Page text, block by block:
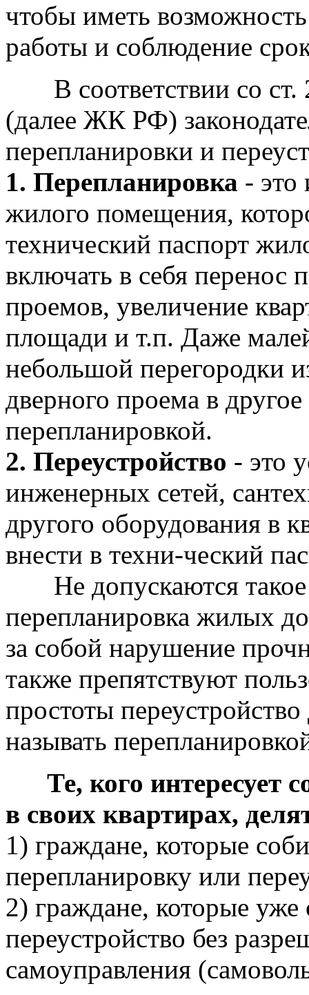
чтобы иметь
работы и соблюдение
В соответствии со ст.
(далее ЖК РФ)
перепланировки и
1. Перепланировка - это
жилого помещения,
технический паспорт
включать в себя перенос
проемов, увеличение
площади и т.п. Даже
небольшой перегородки
дверного проема в
перепланировкой.
2. Переустройство - это
инженерных сетей,
другого оборудования в
внести в техни-ческий
Не допускаются такое
перепланировка жилых
за собой нарушение
также препятствуют
простоты
называть
Те, кого интересует
в своих квартирах,
1) граждане, которые
перепланировку или
2) граждане, которые уже
переустройство без
самоуправления